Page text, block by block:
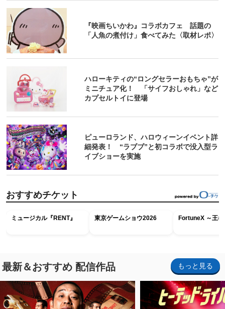
『映画ちいかわ』コラボカフェ 話題の
「人魚の煮付け」食べてみた〈取材レポ〉
ハローキティの“ロングセラーおもちゃ”が
ミニチュア化！ 「サイフおしゃれ」など
カプセルトイに登場
ピューロランド、ハロウィーンイベント詳
細発表！ “ラブブ”と初コラボで没入型ラ
イブショーを実施
おすすめチケット
ミュージカル『RENT』 東京ゲームショウ2026 FortuneX ～王
最新＆おすすめ 配信作品 もっと見る